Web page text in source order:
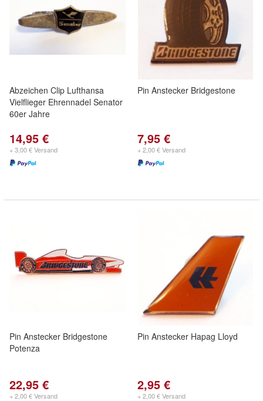
Abzeichen Clip Lufthansa
Vielflieger Ehrennadel Senator
60er Jahre
14,95 €
+ 3,00 € Versand
Pin Anstecker Bridgestone
7,95 €
+ 2,00 € Versand
Pin Anstecker Bridgestone
Potenza
22,95 €
+ 2,00 € Versand
Pin Anstecker Hapag Lloyd
2,95 €
+ 2,00 € Versand